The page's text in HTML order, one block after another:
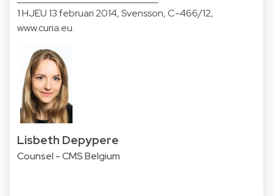
1 HJEU 13 februari 2014, Svensson, C-466/12,
www.curia.eu.
Lisbeth Depypere
Counsel - CMS Belgium